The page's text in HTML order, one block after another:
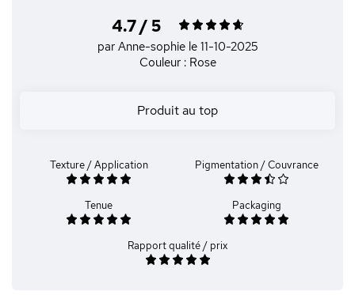
4.7 / 5
par Anne-sophie le 11-10-2025
Couleur : Rose
Produit au top
Texture / Application Pigmentation / Couvrance
Tenue Packaging
Rapport qualité / prix